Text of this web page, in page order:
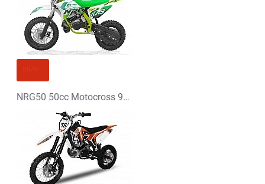
Ocena
Zły Dobry
NRG50 50cc Motocross 9km Replika KTM 12/10"